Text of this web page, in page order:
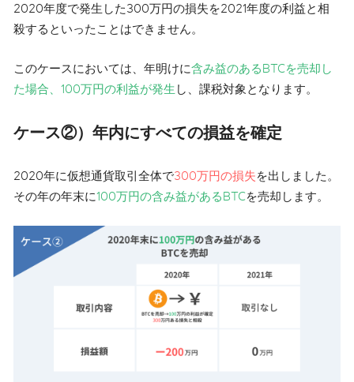
2020年度で発生した300万円の損失を2021年度の利益と相
殺するといったことはできません。
このケースにおいては、年明けに含み益のあるBTCを売却し
た場合、100万円の利益が発生 し、課税対象となります。
ケース②）年内にすべての損益を確定
2020年に仮想通貨取引全体で300万円の損失を出しました。
その年の年末に100万円の含み益があるBTCを売却します。